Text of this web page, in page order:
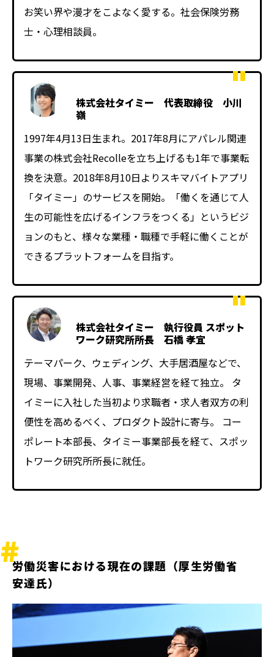
お笑い界や漫才をこよなく愛する。社会保険労務
士・心理相談員。
株式会社タイミー 代表取締役 小川
嶺
1997年4月13日生まれ。2017年8月にアパレル関連
事業の株式会社Recolleを立ち上げるも1年で事業転
換を決意。2018年8月10日よりスキマバイトアプリ
「タイミー」のサービスを開始。「働くを通じて人
生の可能性を広げるインフラをつくる」というビジ
ョンのもと、様々な業種・職種で手軽に働くことが
できるプラットフォームを目指す。
株式会社タイミー 執行役員 スポット
ワーク研究所所長 石橋 孝宜
テーマパーク、ウェディング、大手居酒屋などで、
現場、事業開発、人事、事業経営を経て独立。 タ
イミーに入社した当初より求職者・求人者双方の利
便性を高めるべく、プロダクト設計に寄与。 コー
ポレート本部長、タイミー事業部長を経て、スポッ
トワーク研究所所長に就任。
労働災害における現在の課題（厚生労働省
安達氏）